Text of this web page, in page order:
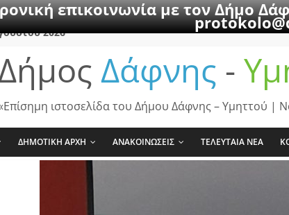
επικοινωνία με τον Δήμο
2026
Δάφνης -
ιστοσελίδα του Δήμου Δάφνης – Υμηττού |
ΔΗΜΟΤΙΚΗ ΑΡΧΗ ΑΝΑΚΟΙΝΩΣΕΙΣ ΤΕΛΕΥΤΑΙΑ ΝΕΑ